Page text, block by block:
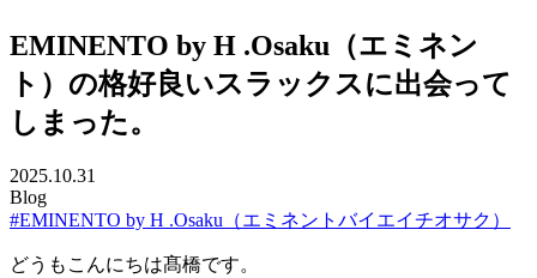
EMINENTO by H .Osaku（エミネン
ト）の格好良いスラックスに出会って
しまった。
2025.10.31
Blog
#EMINENTO by H .Osaku（エミネントバイエイチオサク）
どうもこんにちは髙橋です。